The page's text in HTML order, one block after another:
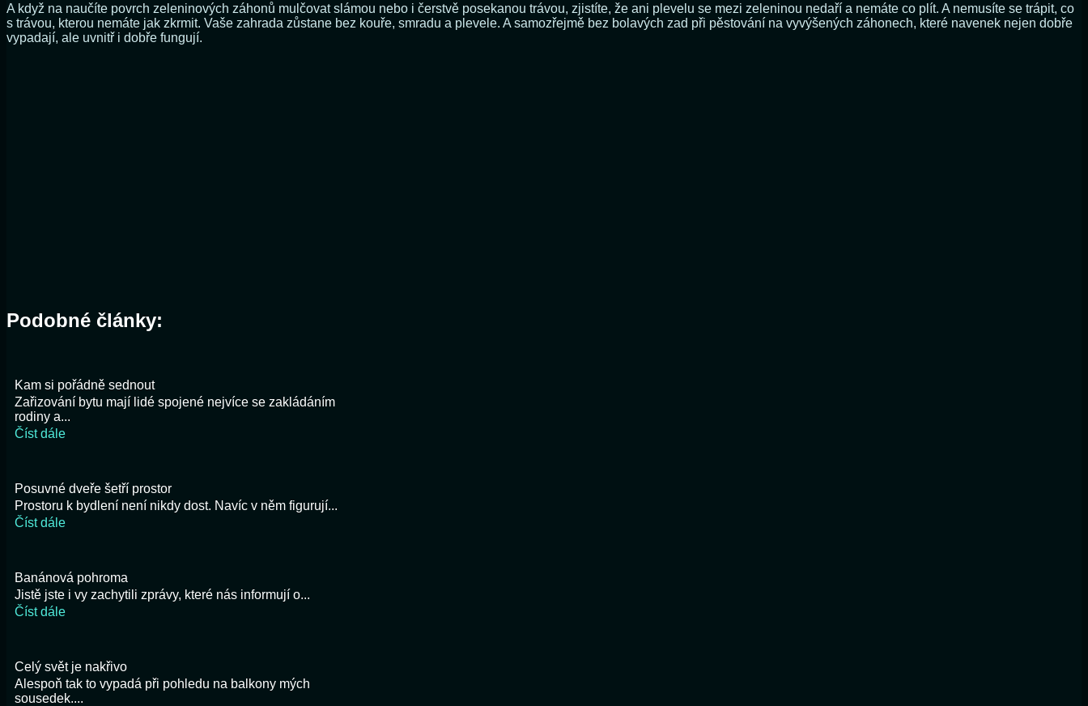
A když na naučíte povrch zeleninových záhonů mulčovat slámou nebo i čerstvě posekanou trávou, zjistíte, že ani plevelu se mezi zeleninou nedaří a nemáte co plít. A nemusíte se trápit, co
s trávou, kterou nemáte jak zkrmit. Vaše zahrada zůstane bez kouře, smradu a plevele. A samozřejmě bez bolavých zad při pěstování na vyvýšených záhonech, které navenek nejen dobře
vypadají, ale uvnitř i dobře fungují.
Podobné články:
Kam si pořádně sednout
Zařizování bytu mají lidé spojené nejvíce se zakládáním
rodiny a...
Číst dále
Posuvné dveře šetří prostor
Prostoru k bydlení není nikdy dost. Navíc v něm figurují...
Číst dále
Banánová pohroma
Jistě jste i vy zachytili zprávy, které nás informují o...
Číst dále
Celý svět je nakřivo
Alespoň tak to vypadá při pohledu na balkony mých
sousedek....